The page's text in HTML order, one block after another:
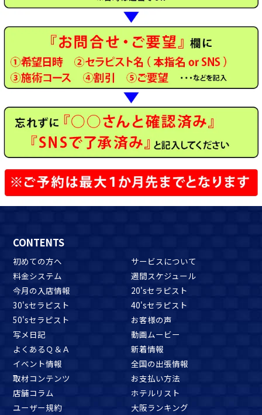
CONTENTS
初めての方へ
サービスについて
料金システム
週間スケジュール
今月の入店情報
20'sセラピスト
30'sセラピスト
40'sセラピスト
50'sセラピスト
お客様の声
写メ日記
動画ムービー
よくあるＱ＆Ａ
新着情報
イベント情報
全国の出張情報
取材コンテンツ
お支払い方法
店舗コラム
ホテルリスト
ユーザー規約
大阪ランキング